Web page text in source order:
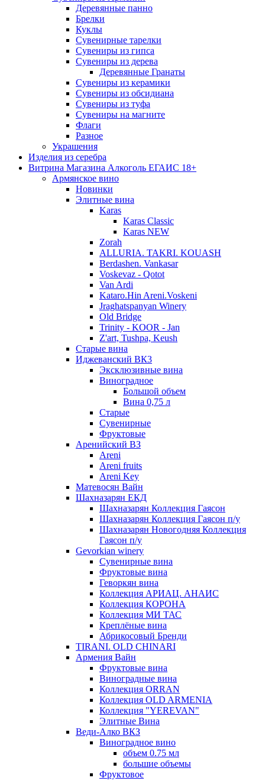
Деревянные панно
Брелки
Куклы
Сувенирные тарелки
Сувениры из гипса
Сувениры из дерева
Деревянные Гранаты
Сувениры из керамики
Сувениры из обсидиана
Сувениры из туфа
Сувениры на магните
Флаги
Разное
Украшения
Изделия из серебра
Витрина Магазина Алкоголь ЕГАИС 18+
Армянское вино
Новинки
Элитные вина
Karas
Karas Classic
Karas NEW
Zorah
ALLURIA. TAKRI. KOUASH
Berdashen. Vankasar
Voskevaz - Qotot
Van Ardi
Kataro.Hin Areni.Voskeni
Jraghatspanyan Winery
Old Bridge
Trinity - KOOR - Jan
Z'art, Tushpa, Keush
Старые вина
Иджеванский ВК3
Эксклюзивные вина
Виноградное
Большой объем
Вина 0,75 л
Старые
Сувенирные
Фруктовые
Аренийский ВЗ
Areni
Areni fruits
Areni Key
Матевосян Вайн
Шахназарян ЕКД
Шахназарян Коллекция Гаясон
Шахназарян Коллекция Гаясон п/у
Шахназарян Новогодняя Коллекция
Гаясон п/у
Gevorkian winery
Сувенирные вина
Фруктовые вина
Геворкян вина
Коллекция АРИАЦ. АНАИС
Коллекция КОРОНА
Коллекция МИ ТАС
Креплёные вина
Абрикосовый Бренди
TIRANI. OLD CHINARI
Армения Вайн
Фруктовые вина
Виноградные вина
Коллекция ORRAN
Коллекция OLD ARMENIA
Коллекция "YEREVAN"
Элитные Вина
Веди-Алко ВКЗ
Виноградное вино
объем 0.75 мл
большие объемы
Фруктовое